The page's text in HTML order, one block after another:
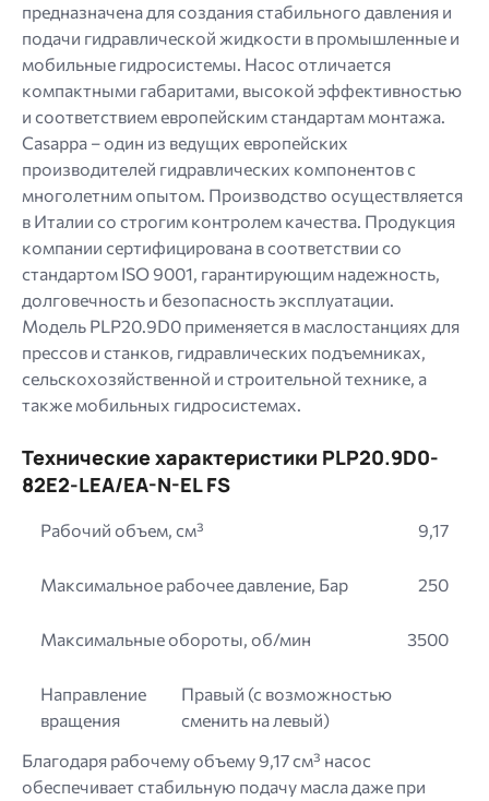
предназначена для создания стабильного давления и
подачи гидравлической жидкости в промышленные и
мобильные гидросистемы. Насос отличается
компактными габаритами, высокой эффективностью
и соответствием европейским стандартам монтажа.
Casappa – один из ведущих европейских
производителей гидравлических компонентов с
многолетним опытом. Производство осуществляется
в Италии со строгим контролем качества. Продукция
компании сертифицирована в соответствии со
стандартом ISO 9001, гарантирующим надежность,
долговечность и безопасность эксплуатации.
Модель PLP20.9D0 применяется в маслостанциях для
прессов и станков, гидравлических подъемниках,
сельскохозяйственной и строительной технике, а
также мобильных гидросистемах.
Технические характеристики PLP20.9D0-
82E2-LEA/EA-N-EL FS
Рабочий объем, см³ 9,17
Максимальное рабочее давление, Бар 250
Максимальные обороты, об/мин 3500
Направление
вращения
Правый (с возможностью
сменить на левый)
Благодаря рабочему объему 9,17 см³ насос
обеспечивает стабильную подачу масла даже при